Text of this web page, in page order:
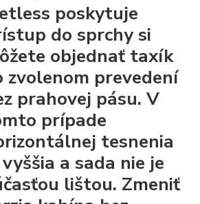
poskytuje
do sprchysi
objednať taxík
zvolenom prevedení
prahovej pásu.V
prípade
tesnenia
a sada nie je
lištou. Zmeniť